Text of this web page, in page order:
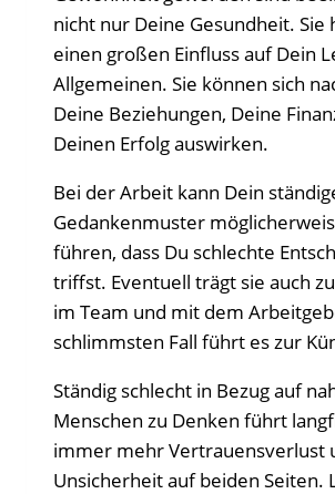
nicht nur Deine Gesundheit. Sie
einen großen Einfluss auf Dein
Allgemeinen. Sie können sich
Deine Beziehungen, Deine
Deinen Erfolg auswirken.
Bei der Arbeit kann Dein
Gedankenmuster
führen, dass Du schlechte
triffst. Eventuell trägt sie auch
im Team und mit dem
schlimmsten Fall führt es zur
Ständig schlecht in Bezug auf
Menschen zu Denken führt
immer mehr Vertrauensverlust
Unsicherheit auf beiden Seiten.